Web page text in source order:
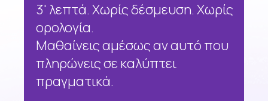
3' λεπτά. Χωρίς δέσμευση. Χωρίς
ορολογία.
Μαθαίνεις αμέσως αν αυτό που
πληρώνεις σε καλύπτει
πραγματικά.